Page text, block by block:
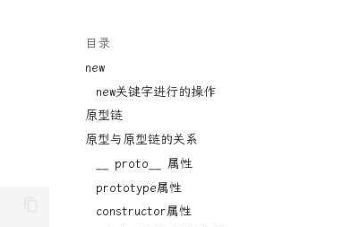
目录
new
new关键字进行的操作
原型链
原型与原型链的关系
__ proto__ 属性
prototype属性
constructor属性